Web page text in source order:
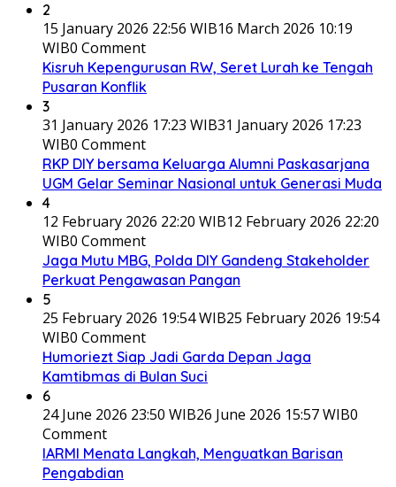
2
15 January 2026 22:56 WIB16 March 2026 10:19
WIB0 Comment
Kisruh Kepengurusan RW, Seret Lurah ke Tengah
Pusaran Konflik
3
31 January 2026 17:23 WIB31 January 2026 17:23
WIB0 Comment
RKP DIY bersama Keluarga Alumni Paskasarjana
UGM Gelar Seminar Nasional untuk Generasi Muda
4
12 February 2026 22:20 WIB12 February 2026 22:20
WIB0 Comment
Jaga Mutu MBG, Polda DIY Gandeng Stakeholder
Perkuat Pengawasan Pangan
5
25 February 2026 19:54 WIB25 February 2026 19:54
WIB0 Comment
Humoriezt Siap Jadi Garda Depan Jaga
Kamtibmas di Bulan Suci
6
24 June 2026 23:50 WIB26 June 2026 15:57 WIB0
Comment
IARMI Menata Langkah, Menguatkan Barisan
Pengabdian